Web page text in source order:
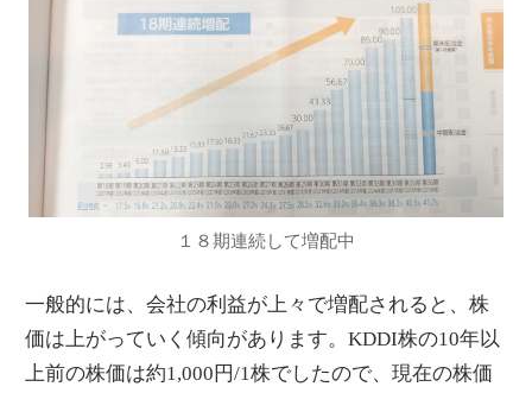
１８期連続して増配中
一般的には、会社の利益が上々で増配されると、株
価は上がっていく傾向があります。KDDI株の10年以
上前の株価は約1,000円/1株でしたので、現在の株価